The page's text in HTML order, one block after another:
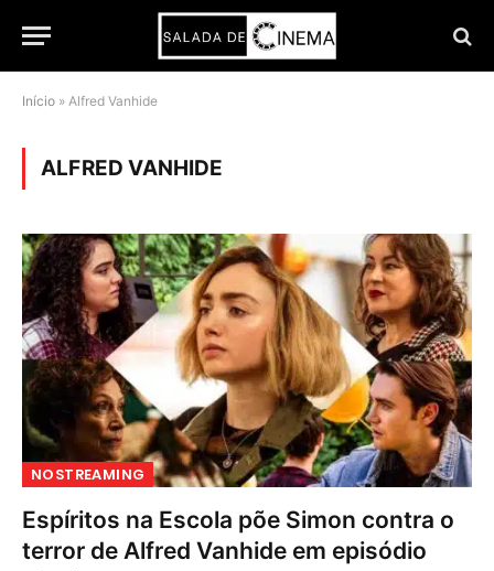
Início » Alfred Vanhide
ALFRED VANHIDE
NOSTREAMING
Espíritos na Escola põe Simon contra o
terror de Alfred Vanhide em episódio